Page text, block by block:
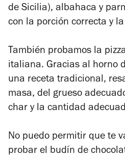
de Sicilia), albahaca y
con la porción correcta y
También probamos la
italiana. Gracias al horno
una receta tradicional,
masa, del grueso
char y la cantidad
No puedo permitir que te
probar el budín de